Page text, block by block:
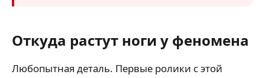
Откуда растут ноги у феномена
Любопытная деталь. Первые ролики с этой